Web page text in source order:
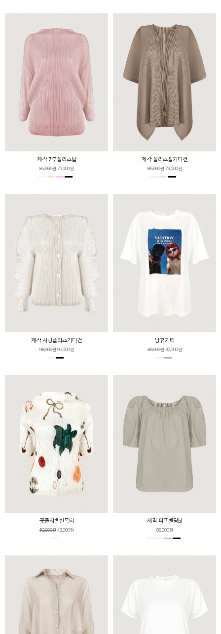
제작 7부플리츠탑
82,000원72,000원
제작 플리츠숄가디건
85,000원79,000원
제작 셔링플리츠가디건
98,000원92,000원
냥휴가티
49,000원32,000원
꽃플리츠반목티
52,000원48,000원
제작 퍼프밴딩bl
88,000원